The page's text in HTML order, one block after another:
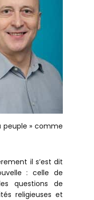
peuple » comme
il s’est dit
: celle de
questions de
religieuses et